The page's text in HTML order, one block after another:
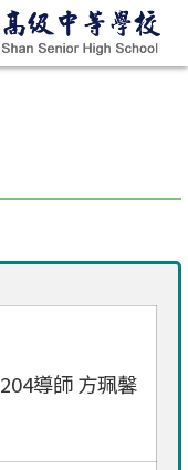
204導師 方珮馨